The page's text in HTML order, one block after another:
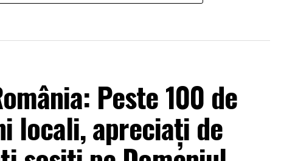
Peste 100 de
locali, apreciați de